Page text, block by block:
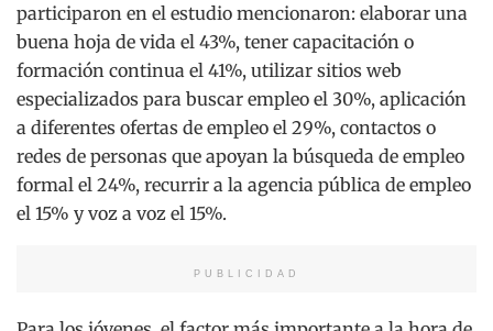
participaron en el estudio mencionaron: elaborar una
buena hoja de vida el 43%, tener capacitación o
formación continua el 41%, utilizar sitios web
especializados para buscar empleo el 30%, aplicación
a diferentes ofertas de empleo el 29%, contactos o
redes de personas que apoyan la búsqueda de empleo
formal el 24%, recurrir a la agencia pública de empleo
el 15% y voz a voz el 15%.
PUBLICIDAD